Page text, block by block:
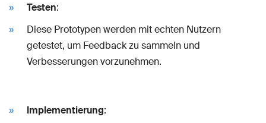
Testen:
Diese Prototypen werden mit echten Nutzern
getestet, um Feedback zu sammeln und
Verbesserungen vorzunehmen.
Implementierung: